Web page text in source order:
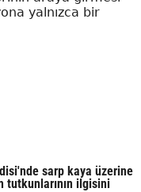
yalnızca bir
sarp kaya üzerine
tutkunlarının ilgisini